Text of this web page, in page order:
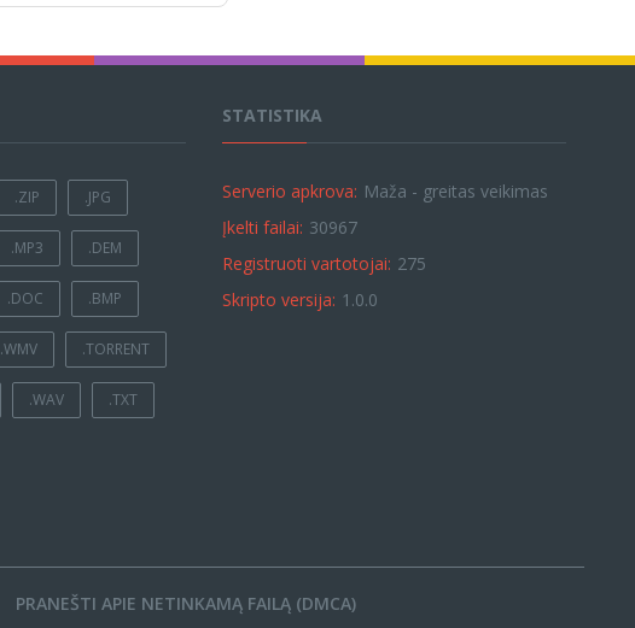
.ZIP .JPG
.MP3 .DEM
.DOC .BMP
.WMV .TORRENT
.WAV .TXT
STATISTIKA
Serverio apkrova: Maža - greitas veikimas
Įkelti failai: 30967
Registruoti vartotojai: 275
Skripto versija: 1.0.0
PRANEŠTI APIE NETINKAMĄ FAILĄ (DMCA)